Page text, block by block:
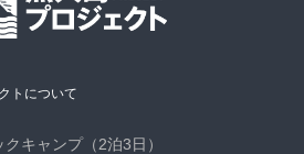
トについて
クキャンプ（2泊3日）